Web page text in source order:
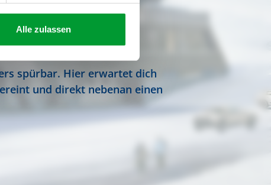
Alle zulassen
spürbar. Hier erwartet dich
und direkt nebenan einen